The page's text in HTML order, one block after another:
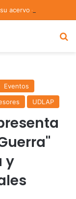
Eventos
UDLAP
y